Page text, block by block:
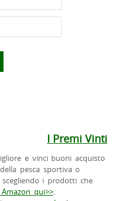
I Premi Vinti
e vinci buoni acquisto
pesca sportiva o
scegliendo i prodotti che
qui>>.